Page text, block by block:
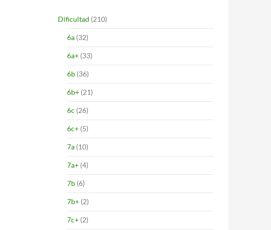
Dificultad (210)
6a (32)
6a+ (33)
6b (36)
6b+ (21)
6c (26)
6c+ (5)
7a (10)
7a+ (4)
7b (6)
7b+ (2)
7c+ (2)